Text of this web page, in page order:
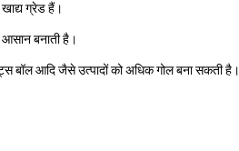
ग्रेड हैं।
बनाती है।
बॉल आदि जैसे उत्पादों को अधिक गोल बना सकती है।